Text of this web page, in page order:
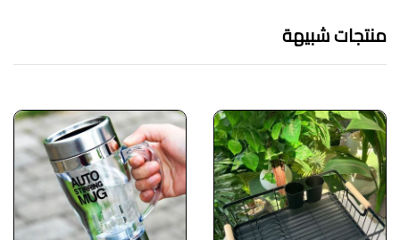
منتجات شبيهة